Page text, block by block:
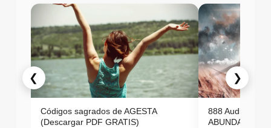
❮
Códigos sagrados de AGESTA
(Descargar PDF GRATIS)
888 Audio
ABUNDANCIA
❯